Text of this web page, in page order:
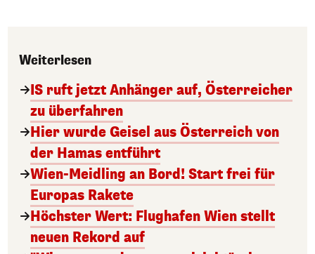
Weiterlesen
IS ruft jetzt Anhänger auf, Österreicher
zu überfahren
Hier wurde Geisel aus Österreich von
der Hamas entführt
Wien-Meidling an Bord! Start frei für
Europas Rakete
Höchster Wert: Flughafen Wien stellt
neuen Rekord auf